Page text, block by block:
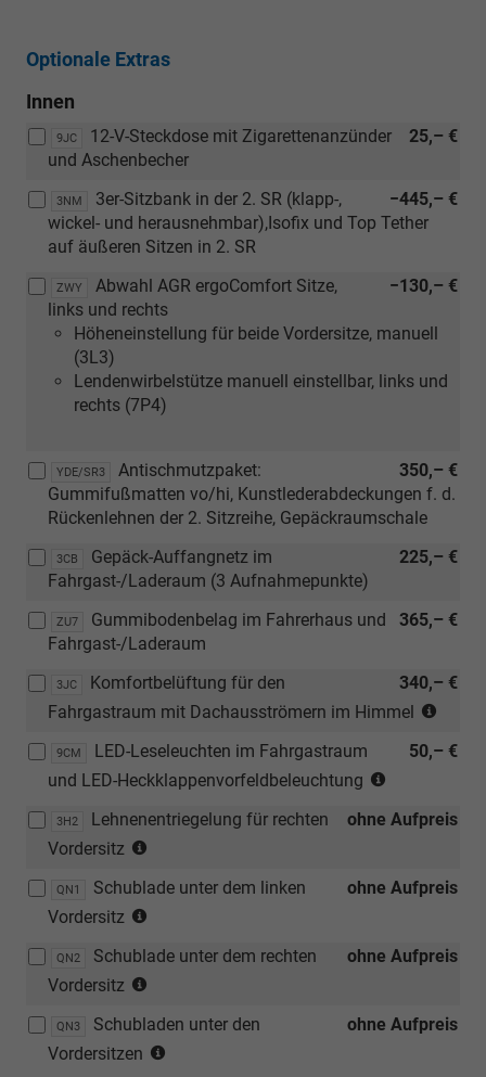
Optionale Extras
Innen
9JC 25,– €
12-V-Steckdose mit Zigarettenanzünder
und Aschenbecher
3NM −445,– €
3er-Sitzbank in der 2. SR (klapp-,
wickel- und herausnehmbar),Isofix und Top Tether
auf äußeren Sitzen in 2. SR
ZWY −130,– €
Abwahl AGR ergoComfort Sitze,
links und rechts
Höheneinstellung für beide Vordersitze, manuell
(3L3)
Lendenwirbelstütze manuell einstellbar, links und
rechts (7P4)
YDE/SR3 350,– €
Antischmutzpaket:
Gummifußmatten vo/hi, Kunstlederabdeckungen f. d.
Rückenlehnen der 2. Sitzreihe, Gepäckraumschale
3CB 225,– €
Gepäck-Auffangnetz im
Fahrgast-/Laderaum (3 Aufnahmepunkte)
ZU7 365,– €
Gummibodenbelag im Fahrerhaus und
Fahrgast-/Laderaum
3JC 340,– €
Komfortbelüftung für den
Fahrgastraum mit Dachausströmern im Himmel
[3CT]
2
9CM 50,– €
LED-Leseleuchten im Fahrgastraum
und LED-Heckklappenvorfeldbeleuchtung
Verbindung
3H2 ohne Aufpreis
Lehnenentriegelung für rechten
Vordersitz
Verbindung
Abwahl
Sitze)
QN1 ohne Aufpreis
Schublade unter dem linken
Vordersitz
Verbindung
Abwahl
AGR
QN2 ohne Aufpreis
Schublade unter dem rechten
Vordersitz
Verbindung
mit
QN3 ohne Aufpreis
Schubladen unter den
Vordersitzen